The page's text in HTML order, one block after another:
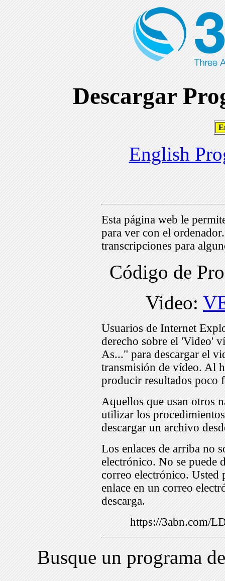
Descargar
English
Esta página web le
para ver con el
transcripciones para
Código de
Video:
Usuarios de Internet
derecho sobre el 'Video'
As..." para descargar el
transmisión de vídeo. Al
producir resultados poco
Aquellos que usan otros
utilizar los
descargar un archivo
Los enlaces de arriba no
electrónico. No se puede
correo electrónico. Usted
enlace en un correo
descarga.
https://3abn.com/
Busque un programa